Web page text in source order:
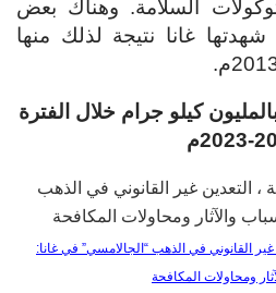
السلامة. وهناك بعض
غانا نتيجة لذلك منها
كيلو جرام خلال الفترة
غير القانوني في الذهب “الجالامسي” في غانا:
ومحاولات المكافحة